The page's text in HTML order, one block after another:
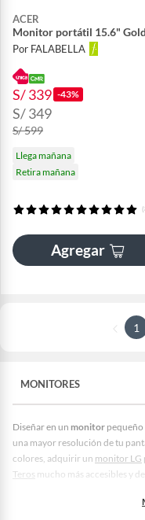
ACER
Monitor portátil 15.6" Gold
Por FALABELLA
S/ 339 -43%
S/ 349
S/ 599
Llega mañana
Retira mañana
Agregar
1
MONITORES
Diseñar en un monitor pequeño
una mayor resolución de tu
colores, adquirir un monitor LG
Teros mucho más accesibles y
La oferta de Falabella Perú